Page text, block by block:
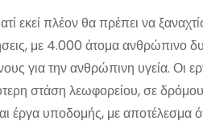
εκεί πλέον θα πρέπει να
με 4.000 άτομα ανθρώπινο
για την ανθρώπινη υγεία. Οι
στάση λεωφορείου, σε
υποδομής, με αποτέλεσμα